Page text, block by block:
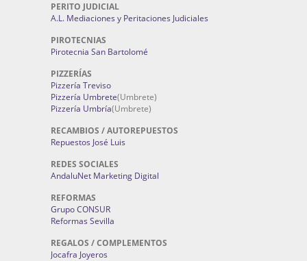
PERITO JUDICIAL
A.L. Mediaciones y Peritaciones Judiciales
PIROTECNIAS
Pirotecnia San Bartolomé
PIZZERÍAS
Pizzería Treviso
Pizzería Umbrete(Umbrete)
Pizzería Umbría(Umbrete)
RECAMBIOS / AUTOREPUESTOS
Repuestos José Luis
REDES SOCIALES
AndaluNet Marketing Digital
REFORMAS
Grupo CONSUR
Reformas Sevilla
REGALOS / COMPLEMENTOS
Jocafra Joyeros